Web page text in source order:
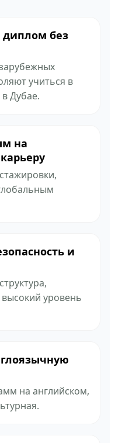
без
учиться в
Дубае.
на
и
уровень
на английском,